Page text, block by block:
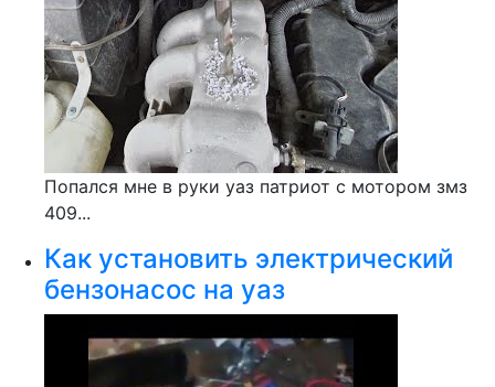
Попался мне в руки уаз патриот с мотором змз
409...
Как установить электрический
бензонасос на уаз